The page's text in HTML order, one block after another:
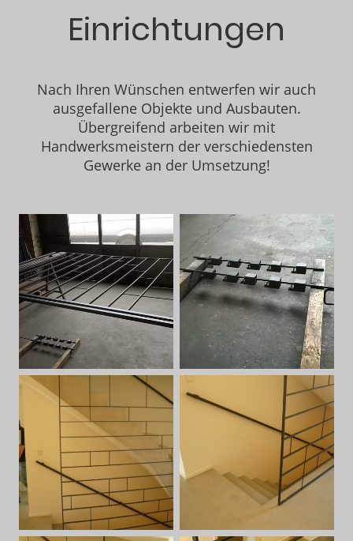
Einrichtungen
Nach Ihren Wünschen entwerfen wir auch
ausgefallene Objekte und Ausbauten.
Übergreifend arbeiten wir mit
Handwerksmeistern der verschiedensten
Gewerke an der Umsetzung!